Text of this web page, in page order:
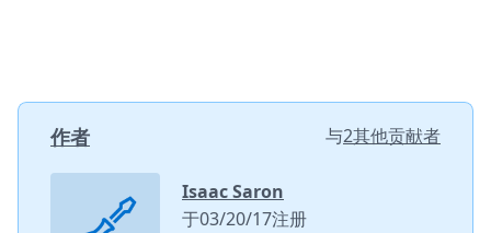
作者 与2其他贡献者
Isaac Saron
于03/20/17注册